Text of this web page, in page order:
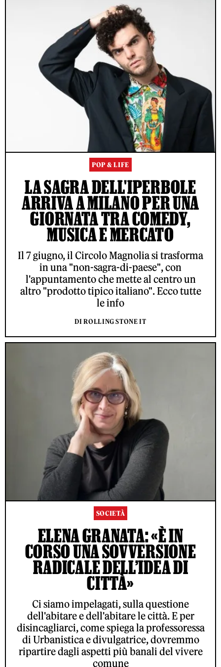
POP & LIFE
LA SAGRA DELL'IPERBOLE
ARRIVA A MILANO PER UNA
GIORNATA TRA COMEDY,
MUSICA E MERCATO
Il 7 giugno, il Circolo Magnolia si trasforma
in una "non-sagra-di-paese", con
l'appuntamento che mette al centro un
altro "prodotto tipico italiano". Ecco tutte
le info
DI ROLLING STONE IT
SOCIETÀ
ELENA GRANATA: «È IN
CORSO UNA SOVVERSIONE
RADICALE DELL’IDEA DI
CITTÀ»
Ci siamo impelagati, sulla questione
dell'abitare e dell'abitare le città. E per
disincagliarci, come spiega la professoressa
di Urbanistica e divulgatrice, dovremmo
ripartire dagli aspetti più banali del vivere
comune
ACCETTO LE NORME SUL TRATTAMENTO DEI DATI E
L'INVIO DELLA NEWSLETTER DI RS
© ROLLING STONE ITALIA 2026 CONTATTI PUBBLICITÀ